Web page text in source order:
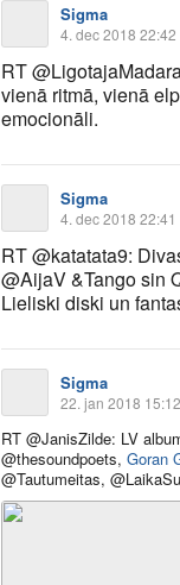
Sigma
4. dec 2018 22:42
RT
vienā ritmā, vienā
emocionāli.
Sigma
4. dec 2018 22:41
RT @katatata9:
@AijaV &Tango sin
Lieliski diski un
Sigma
22. jan 2018 15:12
RT @JanisZilde: LV
@thesoundpoets, Goran
@Tautumeitas,